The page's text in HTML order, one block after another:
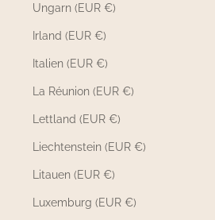
Ungarn (EUR €)
Irland (EUR €)
Italien (EUR €)
La Réunion (EUR €)
Lettland (EUR €)
Liechtenstein (EUR €)
Litauen (EUR €)
Luxemburg (EUR €)